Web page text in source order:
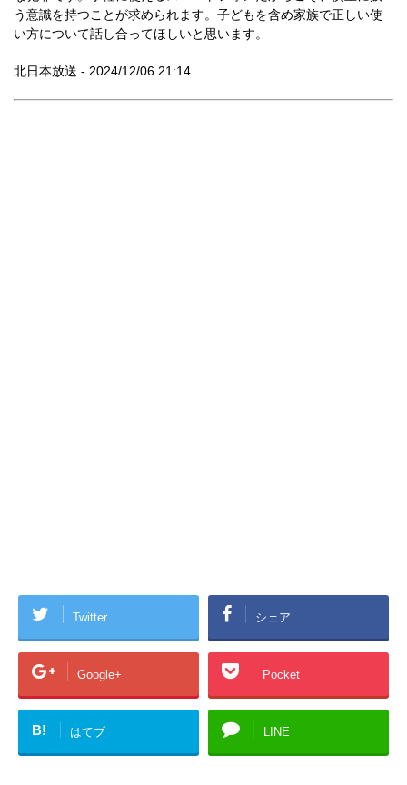
う意識を持つことが求められます。子どもを含め家族で正しい使
い方について話し合ってほしいと思います。
北日本放送 - 2024/12/06 21:14
Twitter シェア
Google+ Pocket
B! はてブ LINE